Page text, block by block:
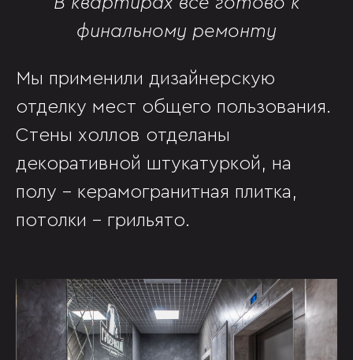
финальному ремонту
Мы применили дизайнерскую
отделку мест общего пользования.
Стены холлов отделаны
декоративной штукатуркой, на
полу - керамогранитная плитка,
потолки - грильято.